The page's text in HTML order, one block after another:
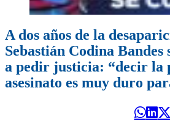
A dos años de la
Sebastián Codina
a pedir justicia: “decir la
asesinato es muy duro